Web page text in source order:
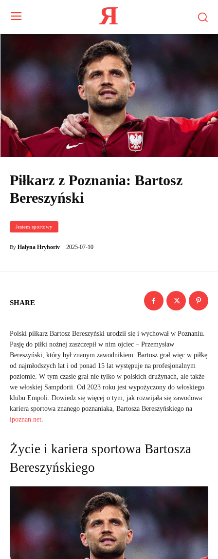
Я
Piłkarz z Poznania: Bartosz
Bereszyński
Jestem sportowy
By Halyna Hryhoriv 2025-07-10
SHARE
Polski piłkarz Bartosz Bereszyński urodził się i wychował w Poznaniu.
Pasję do piłki nożnej zaszczepił w nim ojciec – Przemysław
Bereszyński, który był znanym zawodnikiem. Bartosz grał więc w piłkę
od najmłodszych lat i od ponad 15 lat występuje na profesjonalnym
poziomie. W tym czasie grał nie tylko w polskich drużynach, ale także
we włoskiej Sampdorii. Od 2023 roku jest wypożyczony do włoskiego
klubu Empoli. Dowiedz się więcej o tym, jak rozwijała się zawodowa
kariera sportowa znanego poznaniaka, Bartosza Bereszyńskiego na
ipoznan.net.
Życie i kariera sportowa Bartosza
Bereszyńskiego